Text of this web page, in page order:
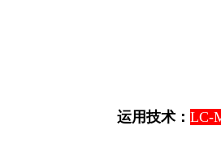
运用技术： LC-